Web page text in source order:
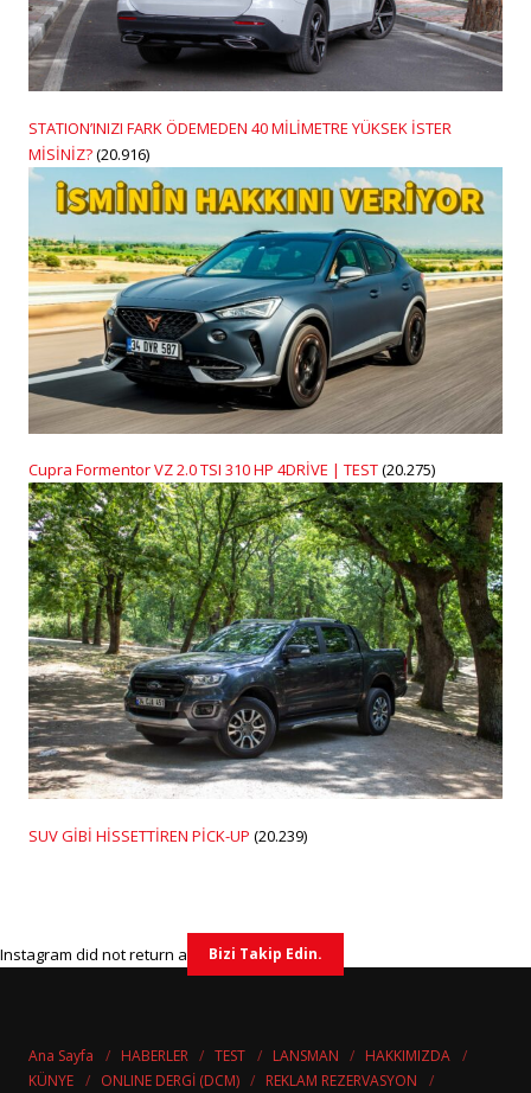
STATION’INIZI FARK ÖDEMEDEN 40 MİLİMETRE YÜKSEK İSTER
MİSİNİZ?(20.916)
Cupra Formentor VZ 2.0 TSI 310 HP 4DRİVE | TEST(20.275)
SUV GİBİ HİSSETTİREN PİCK-UP (20.239)
Instagram did not return a 200.Bizi Takip Edin.
Ana Sayfa HABERLER TEST LANSMAN
HAKKIMIZDA
KÜNYE
ONLINE DERGİ (DCM) REKLAM REZERVASYON